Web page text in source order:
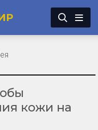
кожи на